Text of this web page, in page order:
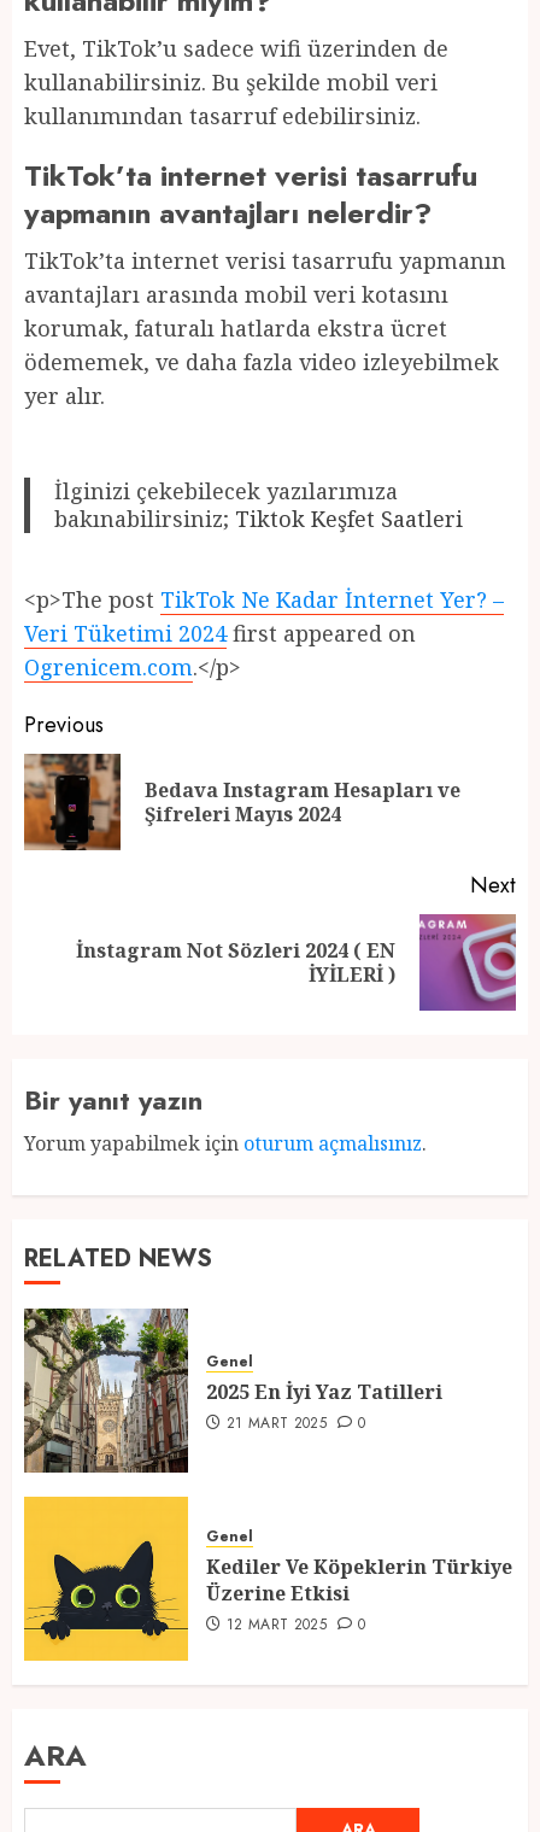
Evet, TikTok’u sadece wifi üzerinden de
kullanabilirsiniz. Bu şekilde mobil veri
kullanımından tasarruf edebilirsiniz.
TikTok’ta internet verisi tasarrufu
yapmanın avantajları nelerdir?
TikTok’ta internet verisi tasarrufu yapmanın
avantajları arasında mobil veri kotasını
korumak, faturalı hatlarda ekstra ücret
ödememek, ve daha fazla video izleyebilmek
yer alır.
İlginizi çekebilecek yazılarımıza
bakınabilirsiniz; Tiktok Keşfet Saatleri
<p>The post TikTok Ne Kadar İnternet Yer? –
Veri Tüketimi 2024first appeared on
Ogrenicem.com.</p>
Post
navigation
Previous
Bedava Instagram Hesapları ve
Şifreleri Mayıs 2024
Next
İnstagram Not Sözleri 2024 ( EN
İYİLERİ )
Bir yanıt yazın
Yorum yapabilmek için oturum açmalısınız.
RELATED NEWS
Genel
2025 En İyi Yaz Tatilleri
21 MART 2025 0
Genel
Kediler Ve Köpeklerin Türkiye
Üzerine Etkisi
12 MART 2025 0
ARA